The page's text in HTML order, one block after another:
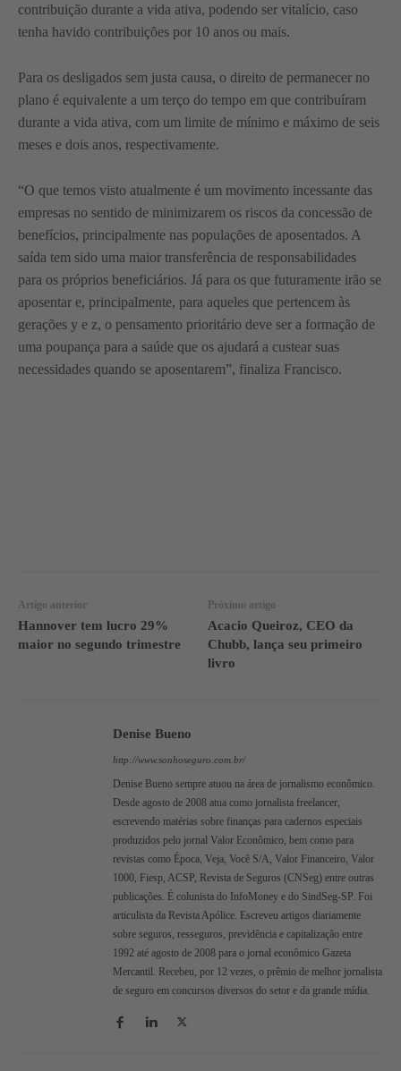
contribuição durante a vida ativa, podendo ser vitalício, caso
tenha havido contribuições por 10 anos ou mais.
Para os desligados sem justa causa, o direito de permanecer no
plano é equivalente a um terço do tempo em que contribuíram
durante a vida ativa, com um limite de mínimo e máximo de seis
meses e dois anos, respectivamente.
“O que temos visto atualmente é um movimento incessante das
empresas no sentido de minimizarem os riscos da concessão de
benefícios, principalmente nas populações de aposentados. A
saída tem sido uma maior transferência de responsabilidades
para os próprios beneficiários. Já para os que futuramente irão se
aposentar e, principalmente, para aqueles que pertencem às
gerações y e z, o pensamento prioritário deve ser a formação de
uma poupança para a saúde que os ajudará a custear suas
necessidades quando se aposentarem”, finaliza Francisco.
Artigo anterior
Hannover tem lucro 29%
maior no segundo trimestre
Próximo artigo
Acacio Queiroz, CEO da
Chubb, lança seu primeiro
livro
Denise Bueno
http://www.sonhoseguro.com.br/
Denise Bueno sempre atuou na área de jornalismo econômico.
Desde agosto de 2008 atua como jornalista freelancer,
escrevendo matérias sobre finanças para cadernos especiais
produzidos pelo jornal Valor Econômico, bem como para
revistas como Época, Veja, Você S/A, Valor Financeiro, Valor
1000, Fiesp, ACSP, Revista de Seguros (CNSeg) entre outras
publicações. É colunista do InfoMoney e do SindSeg-SP. Foi
articulista da Revista Apólice. Escreveu artigos diariamente
sobre seguros, resseguros, previdência e capitalização entre
1992 até agosto de 2008 para o jornal econômico Gazeta
Mercantil. Recebeu, por 12 vezes, o prêmio de melhor jornalista
de seguro em concursos diversos do setor e da grande mídia.